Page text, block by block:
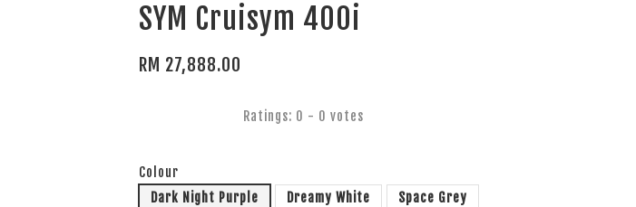
SYM Cruisym 400i
RM 27,888.00
Ratings: 0 - 0 votes
Colour
Dark Night Purple
Dreamy White Space Grey